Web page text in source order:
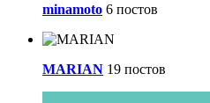
minamoto 6 постов
MARIAN 19 постов